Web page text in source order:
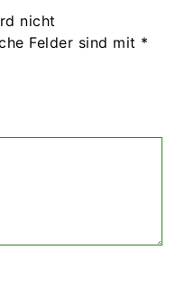
nicht
Felder sind mit *